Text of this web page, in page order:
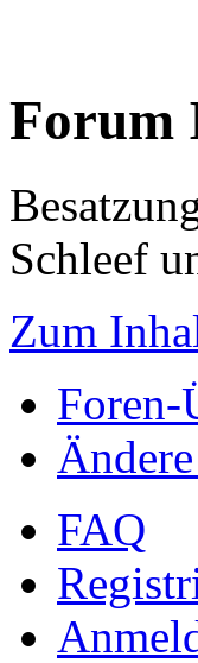
Forum
Schleef
Zum
Foren-
FAQ